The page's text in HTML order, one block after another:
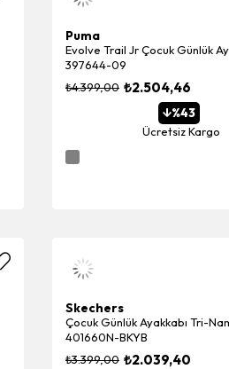
Puma
Evolve Trail Jr Çocuk Günlük
397644-09
₺2.504,46
₺4.399,00
%43
Ücretsiz Kargo
Skechers
Çocuk Günlük Ayakkabı Tri-
401660N-BKYB
₺2.039,40
₺3.399,00